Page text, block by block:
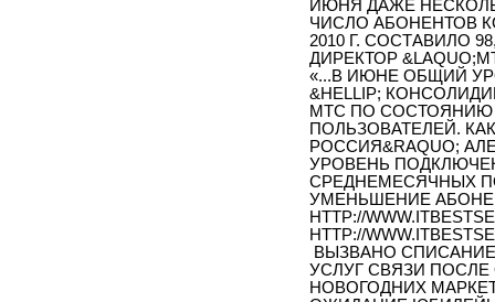
ИЮНЯ ДАЖЕ
ЧИСЛО АБОНЕНТОВ
2010 Г. СОСТАВИЛО
ДИРЕКТОР
«...В ИЮНЕ ОБЩИЙ
&HELLIP;
МТС ПО СОСТОЯНИЮ
ПОЛЬЗОВАТЕЛЕЙ.
РОССИЯ&RAQUO;
УРОВЕНЬ
СРЕДНЕМЕСЯЧНЫХ
УМЕНЬШЕНИЕ
HTTP://
HTTP://
ВЫЗВАНО
УСЛУГ СВЯЗИ
НОВОГОДНИХ